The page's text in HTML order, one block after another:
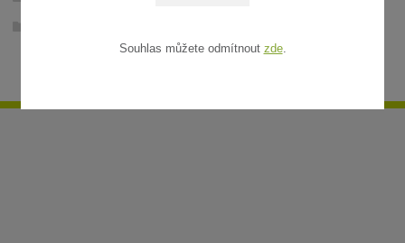
Souhlas můžete odmítnout zde.